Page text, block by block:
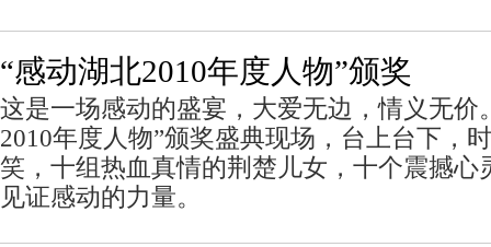
“感动湖北2010年度人物”颁奖
这是一场感动的盛宴，大爱无边，情义无价
2010年度人物”颁奖盛典现场，台上台下，
笑，十组热血真情的荆楚儿女，十个震撼心
见证感动的力量。